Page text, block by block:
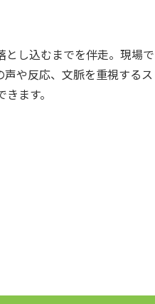
とし込むまでを伴走。現場で
や反応、文脈を重視するス
ます。